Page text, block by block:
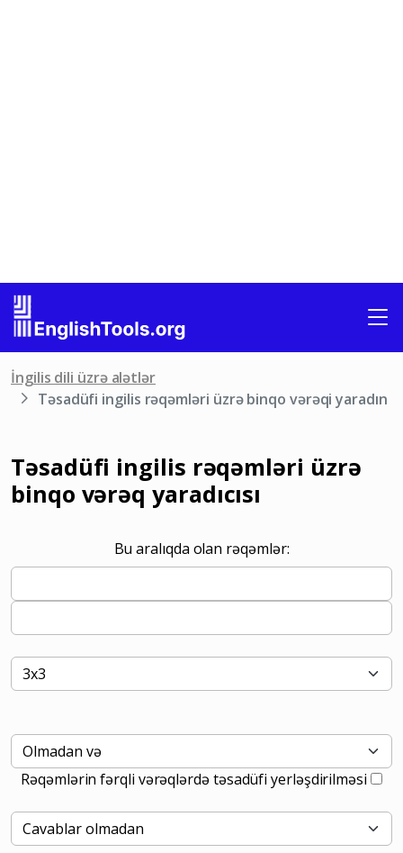
İngilis dili üzrə alətlər
Təsadüfi ingilis rəqəmləri üzrə binqo vərəqi yaradın
Təsadüfi ingilis rəqəmləri üzrə
binqo vərəq yaradıcısı
Bu aralıqda olan rəqəmlər:
Rəqəmlərin fərqli vərəqlərdə təsadüfi yerləşdirilməsi